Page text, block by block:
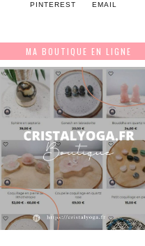
PINTEREST EMAIL
MA BOUTIQUE EN LIGNE